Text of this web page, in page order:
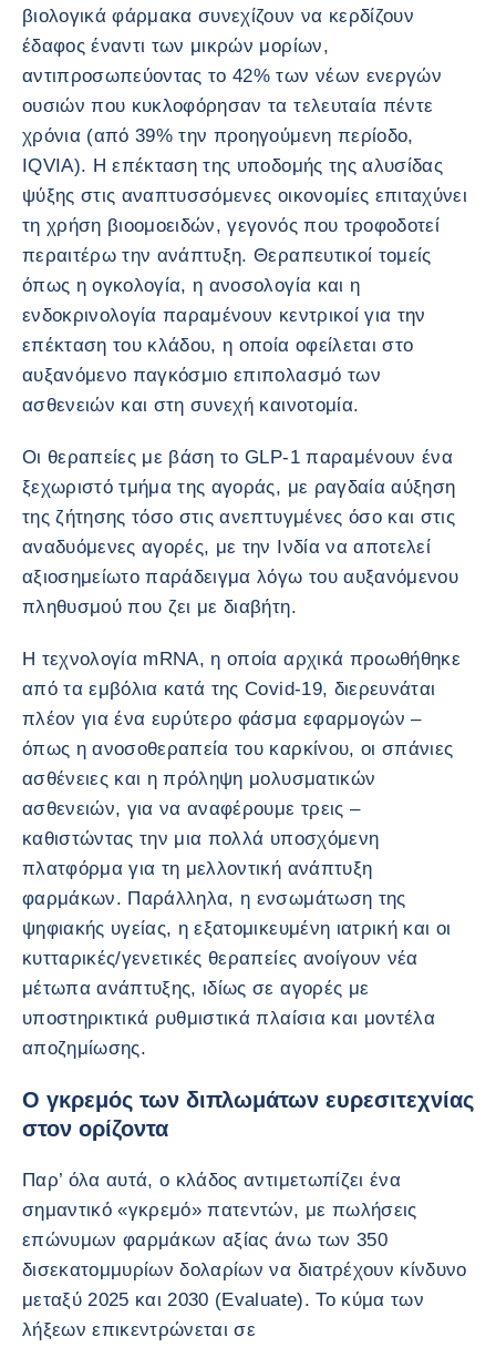
βιολογικά φάρμακα συνεχίζουν να κερδίζουν
έδαφος έναντι των μικρών μορίων,
αντιπροσωπεύοντας το 42% των νέων ενεργών
ουσιών που κυκλοφόρησαν τα τελευταία πέντε
χρόνια (από 39% την προηγούμενη περίοδο,
IQVIA). Η επέκταση της υποδομής της αλυσίδας
ψύξης στις αναπτυσσόμενες οικονομίες επιταχύνει
τη χρήση βιοομοειδών, γεγονός που τροφοδοτεί
περαιτέρω την ανάπτυξη. Θεραπευτικοί τομείς
όπως η ογκολογία, η ανοσολογία και η
ενδοκρινολογία παραμένουν κεντρικοί για την
επέκταση του κλάδου, η οποία οφείλεται στο
αυξανόμενο παγκόσμιο επιπολασμό των
ασθενειών και στη συνεχή καινοτομία.
Οι θεραπείες με βάση το GLP-1 παραμένουν ένα
ξεχωριστό τμήμα της αγοράς, με ραγδαία αύξηση
της ζήτησης τόσο στις ανεπτυγμένες όσο και στις
αναδυόμενες αγορές, με την Ινδία να αποτελεί
αξιοσημείωτο παράδειγμα λόγω του αυξανόμενου
πληθυσμού που ζει με διαβήτη.
Η τεχνολογία mRNA, η οποία αρχικά προωθήθηκε
από τα εμβόλια κατά της Covid-19, διερευνάται
πλέον για ένα ευρύτερο φάσμα εφαρμογών –
όπως η ανοσοθεραπεία του καρκίνου, οι σπάνιες
ασθένειες και η πρόληψη μολυσματικών
ασθενειών, για να αναφέρουμε τρεις –
καθιστώντας την μια πολλά υποσχόμενη
πλατφόρμα για τη μελλοντική ανάπτυξη
φαρμάκων. Παράλληλα, η ενσωμάτωση της
ψηφιακής υγείας, η εξατομικευμένη ιατρική και οι
κυτταρικές/γενετικές θεραπείες ανοίγουν νέα
μέτωπα ανάπτυξης, ιδίως σε αγορές με
υποστηρικτικά ρυθμιστικά πλαίσια και μοντέλα
αποζημίωσης.
Ο γκρεμός των διπλωμάτων ευρεσιτεχνίας
στον ορίζοντα
Παρ’ όλα αυτά, ο κλάδος αντιμετωπίζει ένα
σημαντικό «γκρεμό» πατεντών, με πωλήσεις
επώνυμων φαρμάκων αξίας άνω των 350
δισεκατομμυρίων δολαρίων να διατρέχουν κίνδυνο
μεταξύ 2025 και 2030 (Evaluate). Το κύμα των
λήξεων επικεντρώνεται σε